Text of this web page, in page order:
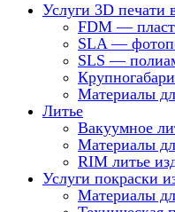
Услуги 3D печати
FDM —
SLA —
SLS —
Материалы
Литье
Вакуумное
Материалы
RIM литье
Услуги покраски
Материалы